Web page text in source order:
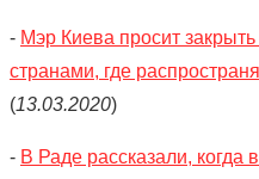
- Мэр Киева просит
странами, где
(13.03.2020)
- В Раде рассказали, когда